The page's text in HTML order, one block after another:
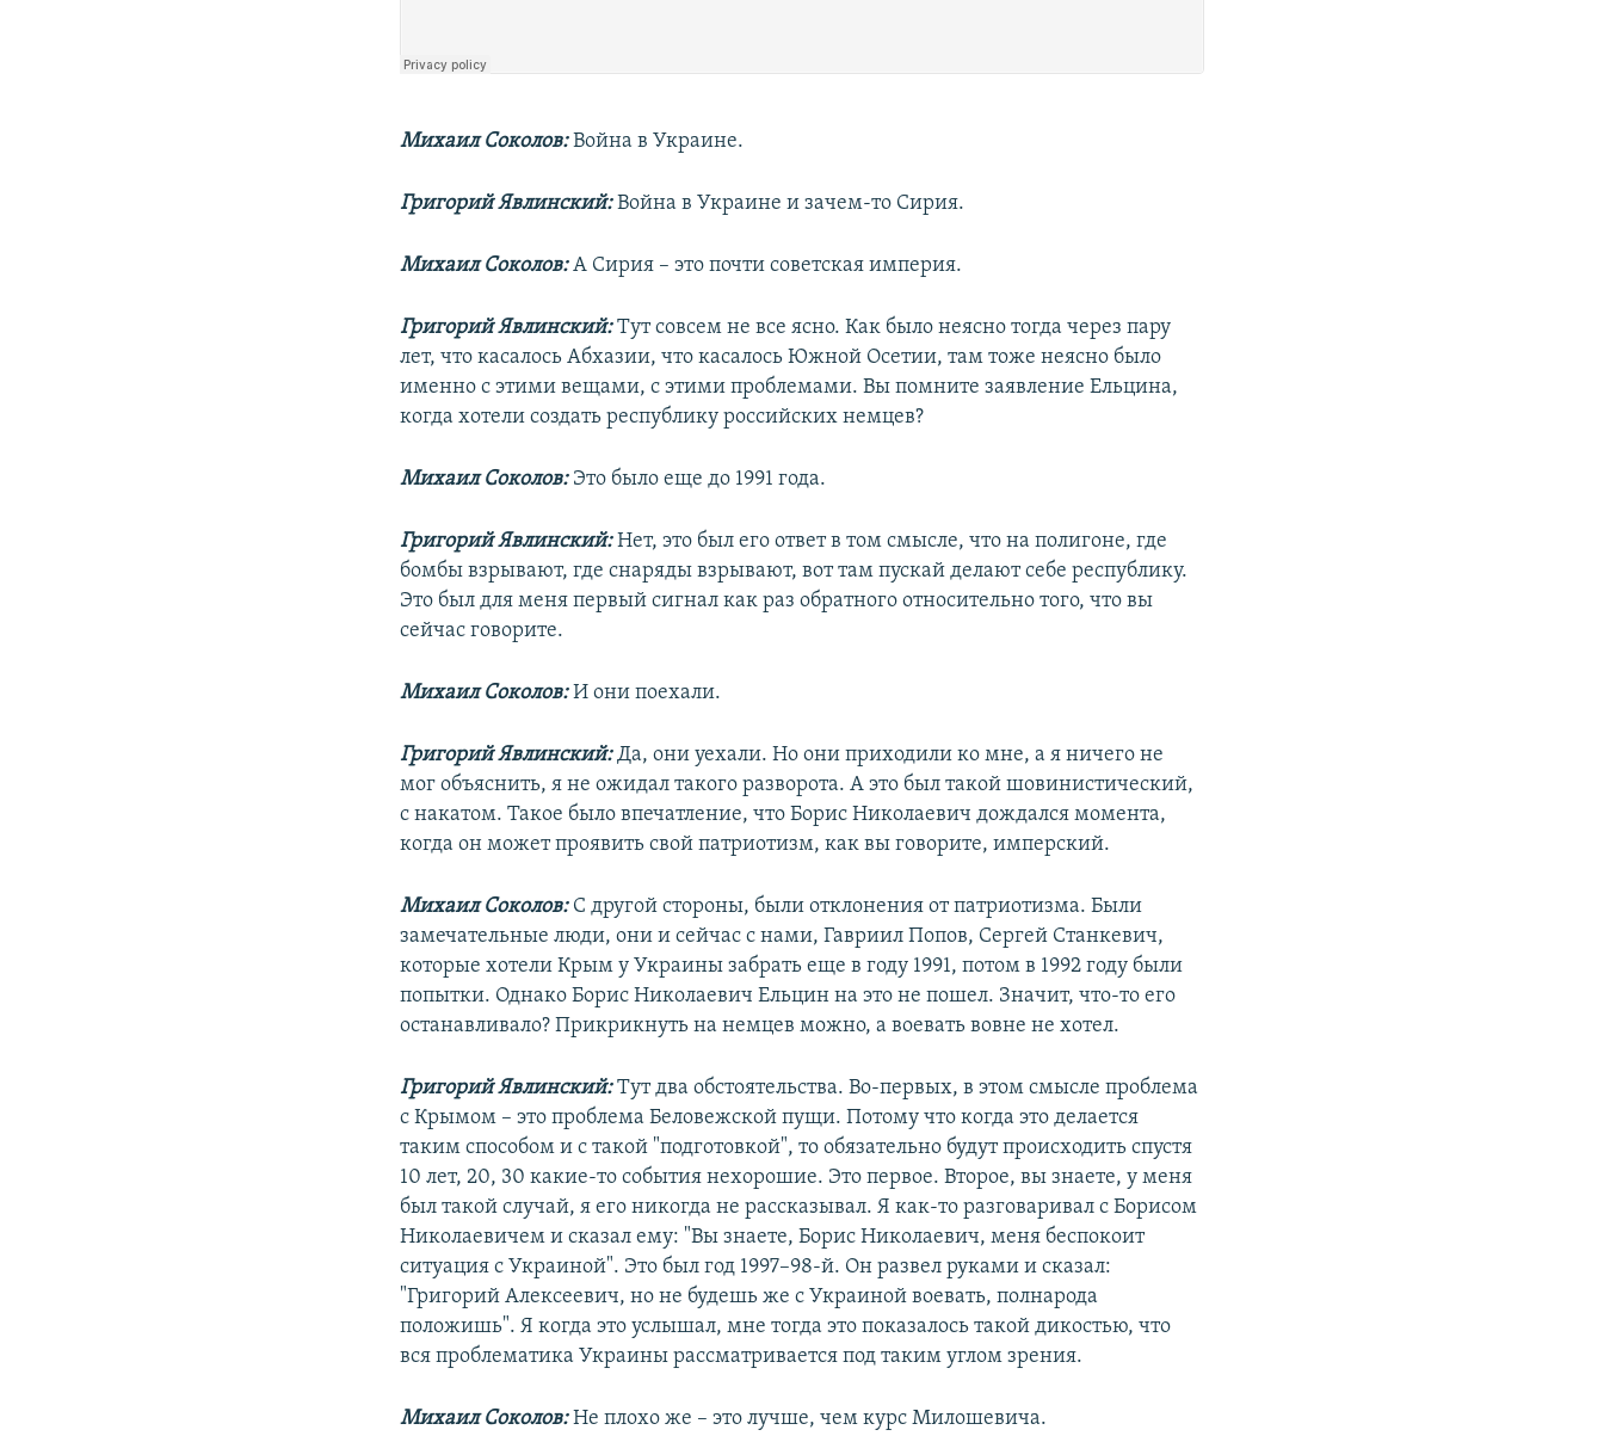
Михаил Соколов:Война в Украине.
Григорий Явлинский:Война в Украине и зачем-то Сирия.
Михаил Соколов:А Сирия – это почти советская империя.
Григорий Явлинский:Тут совсем не все ясно. Как было неясно тогда через пару
лет, что касалось Абхазии, что касалось Южной Осетии, там тоже неясно было
именно с этими вещами, с этими проблемами. Вы помните заявление Ельцина,
когда хотели создать республику российских немцев?
Михаил Соколов:Это было еще до 1991 года.
Григорий Явлинский:Нет, это был его ответ в том смысле, что на полигоне, где
бомбы взрывают, где снаряды взрывают, вот там пускай делают себе республику.
Это был для меня первый сигнал как раз обратного относительно того, что вы
сейчас говорите.
Михаил Соколов:И они поехали.
Григорий Явлинский:Да, они уехали. Но они приходили ко мне, а я ничего не
мог объяснить, я не ожидал такого разворота. А это был такой шовинистический,
с накатом. Такое было впечатление, что Борис Николаевич дождался момента,
когда он может проявить свой патриотизм, как вы говорите, имперский.
Михаил Соколов:С другой стороны, были отклонения от патриотизма. Были
замечательные люди, они и сейчас с нами, Гавриил Попов, Сергей Станкевич,
которые хотели Крым у Украины забрать еще в году 1991, потом в 1992 году были
попытки. Однако Борис Николаевич Ельцин на это не пошел. Значит, что-то его
останавливало? Прикрикнуть на немцев можно, а воевать вовне не хотел.
Григорий Явлинский:Тут два обстоятельства. Во-первых, в этом смысле проблема
с Крымом – это проблема Беловежской пущи. Потому что когда это делается
таким способом и с такой "подготовкой", то обязательно будут происходить спустя
10 лет, 20, 30 какие-то события нехорошие. Это первое. Второе, вы знаете, у меня
был такой случай, я его никогда не рассказывал. Я как-то разговаривал с Борисом
Николаевичем и сказал ему: "Вы знаете, Борис Николаевич, меня беспокоит
ситуация с Украиной". Это был год 1997–98-й. Он развел руками и сказал:
"Григорий Алексеевич, но не будешь же с Украиной воевать, полнарода
положишь". Я когда это услышал, мне тогда это показалось такой дикостью, что
вся проблематика Украины рассматривается под таким углом зрения.
Михаил Соколов:Не плохо же – это лучше, чем курс Милошевича.